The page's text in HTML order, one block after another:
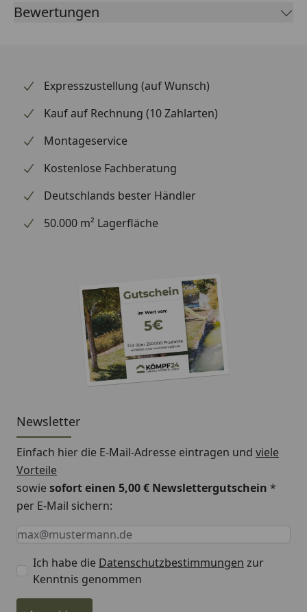
Bewertungen
Expresszustellung (auf Wunsch)
Kauf auf Rechnung (10 Zahlarten)
Montageservice
Kostenlose Fachberatung
Deutschlands bester Händler
50.000 m² Lagerfläche
Newsletter
Einfach hier die E-Mail-Adresse eintragen und viele
Vorteile
sowiesofort einen 5,00 € Newslettergutschein *
per E-Mail sichern:
Keine Eingabe erforderlich
Eingabe erforderlich
E-Mail *
Ich habe die Datenschutzbestimmungen zur
Kenntnis genommen